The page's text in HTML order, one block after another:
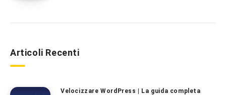
Articoli Recenti
Velocizzare WordPress | La guida completa